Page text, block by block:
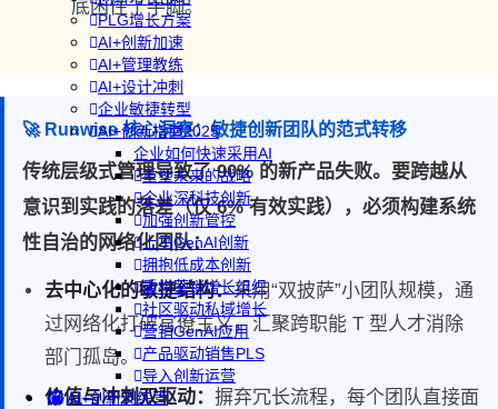
PLG增长方案
AI+创新加速
AI+管理教练
AI+设计冲刺
企业敏捷转型
AI+创新指南2025
企业如何快速采用AI
重塑未来的战略
企业深科技创新
加强创新管控
上马GenAI创新
拥抱低成本创新
重构营销增长组织
社区驱动私域增长
营销GenAI应用
产品驱动销售PLS
导入创新运营
AI+创新训练营
底困住了手脚。
🚀 Runwise 核心洞察：敏捷创新团队的范式转移
传统层级式管理导致了 90% 的新产品失败。要跨越从
意识到实践的落差（仅 6% 有效实践），必须构建系统
性自治的网络化团队：
去中心化的敏捷结构：采用“双披萨”小团队规模，通
过网络化打破官僚主义，汇聚跨职能 T 型人才消除
部门孤岛。
价值与冲刺双驱动： 摒弃冗长流程，每个团队直接面